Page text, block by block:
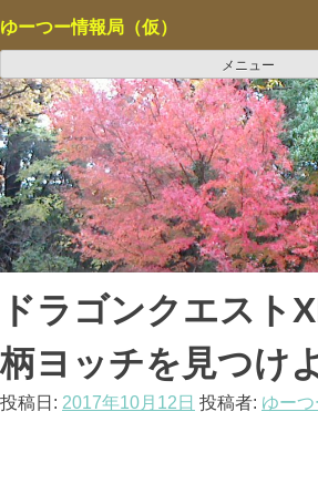
ン
ン
ツ
へ
ス
キ
ッ
プ
ゆーつー情報局（仮）
メニュー
ドラゴンクエスト
柄ヨッチを見つけ
投稿日: 2017年10月12日 投稿者: ゆーつ